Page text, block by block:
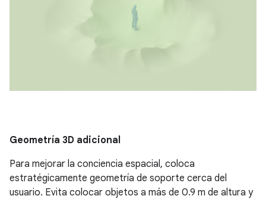
Geometría 3D adicional
Para mejorar la conciencia espacial, coloca
estratégicamente geometría de soporte cerca del
usuario. Evita colocar objetos a más de 0.9 m de altura y